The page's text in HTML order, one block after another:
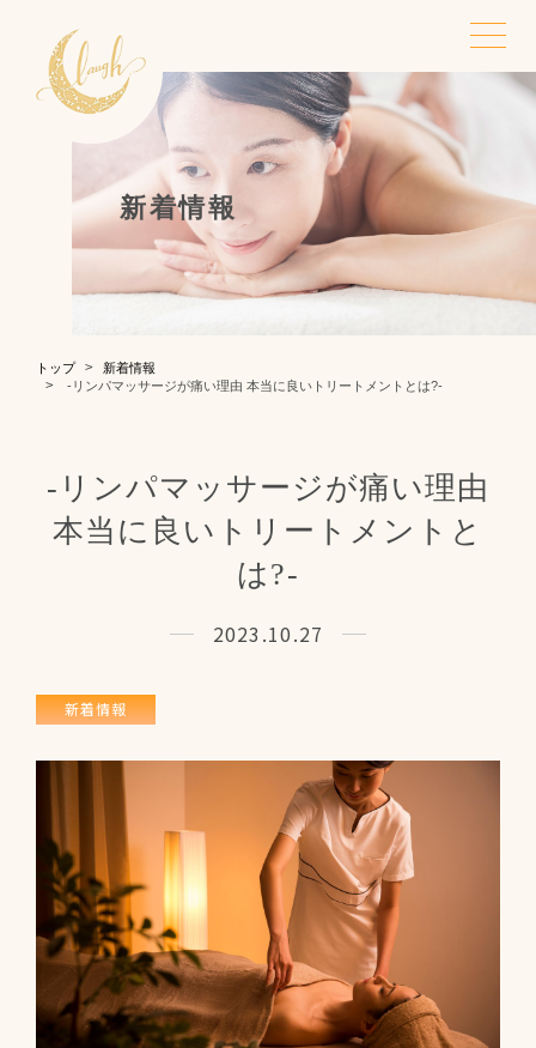
TOP
トップ
STRENGTHS
Laugh.の強み
LYMPHATIC
全身リンパ
FASTING
SALON
サロン概要
CONTACT
お問い合わせ
新着情報
トップ
新着情報
-リンパマッサージが痛い理由 本当に良いトリートメントとは?-
-リンパマッサージが痛い理由
本当に良いトリートメントと
は?-
2023.10.27
新着情報